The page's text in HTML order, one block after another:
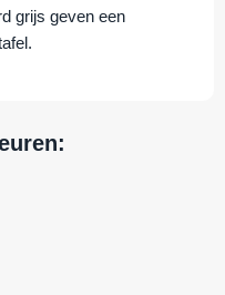
grijs geven een